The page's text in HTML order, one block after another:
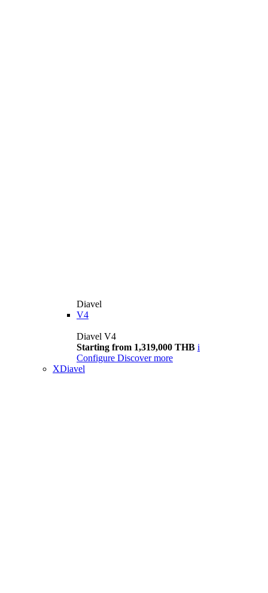
Diavel
V4
Diavel V4
Starting from 1,319,000 THB i
Configure Discover more
XDiavel